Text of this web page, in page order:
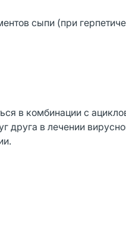
сыпи (при
в комбинации с
друга в лечении